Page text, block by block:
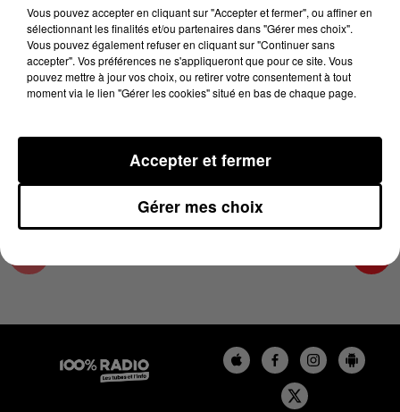
18 avril 2024 - 4 min 24 sec
LES INFOS DE L'HÉRAULT DU 18/04/2024 À
07H00
Podcasts infos de l'Hérault
Vous pouvez accepter en cliquant sur "Accepter et fermer", ou affiner en
sélectionnant les finalités et/ou partenaires dans "Gérer mes choix".
Vous pouvez également refuser en cliquant sur "Continuer sans
accepter". Vos préférences ne s'appliqueront que pour ce site. Vous
pouvez mettre à jour vos choix, ou retirer votre consentement à tout
moment via le lien "Gérer les cookies" situé en bas de chaque page.
Gérer mes choix
Accepter et fermer